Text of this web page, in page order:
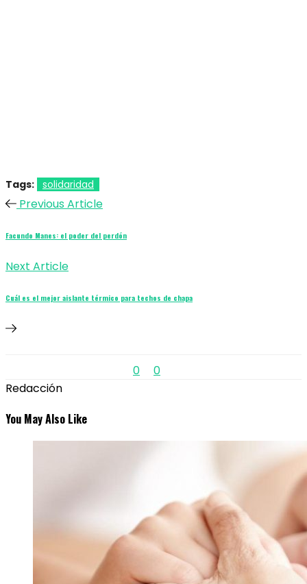
Tags: solidaridad
Previous Article
Facundo Manes: el poder del perdón
Next Article
Cuál es el mejor aislante térmico para techos de chapa
0
0
Redacción
You May Also Like